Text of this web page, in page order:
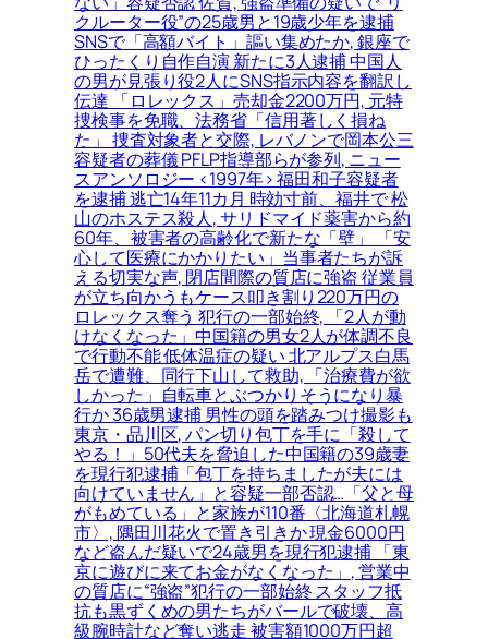
クルーター役”の25歳男と19歳少年を逮捕
SNSで「高額バイト」謳い集めたか, 銀座で
ひったくり自作自演 新たに3人逮捕 中国人
の男が見張り役2人にSNS指示内容を翻訳し
伝達 「ロレックス」売却金2200万円, 元特
捜検事を免職、法務省「信用著しく損ね
た」 捜査対象者と交際, レバノンで岡本公三
容疑者の葬儀 PFLP指導部らが参列, ニュー
スアンソロジー <1997年> 福田和子容疑者
を逮捕 逃亡14年11カ月 時効寸前、福井で 松
山のホステス殺人, サリドマイド薬害から約
60年、被害者の高齢化で新たな「壁」 「安
心して医療にかかりたい」当事者たちが訴
える切実な声, 閉店間際の質店に強盗 従業員
が立ち向かうもケース叩き割り220万円の
ロレックス奪う 犯行の一部始終, 「2人が動
けなくなった」中国籍の男女2人が体調不良
で行動不能 低体温症の疑い 北アルプス白馬
岳で遭難、同行下山して救助, 「治療費が欲
しかった」自転車とぶつかりそうになり暴
行か 36歳男逮捕 男性の頭を踏みつけ撮影も
東京・品川区, パン切り包丁を手に「殺して
やる！」50代夫を脅迫した中国籍の39歳妻
を現行犯逮捕「包丁を持ちましたが夫には
向けていません」と容疑一部否認…「父と母
がもめている」と家族が110番〈北海道札幌
市〉, 隅田川花火で置き引きか 現金6000円
など盗んだ疑いで24歳男を現行犯逮捕 「東
京に遊びに来てお金がなくなった」, 営業中
の質店に“強盗”犯行の一部始終 スタッフ抵
抗も黒ずくめの男たちがバールで破壊、高
級腕時計など奪い逃走 被害額1000万円超